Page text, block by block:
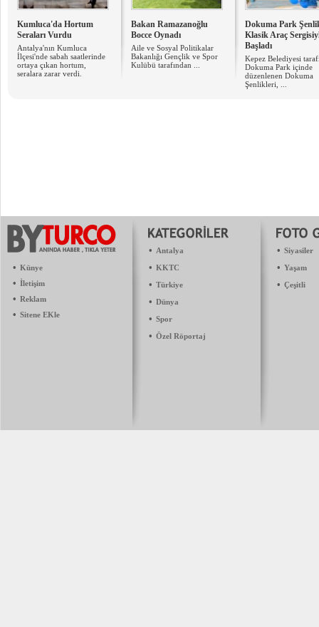
Kumluca'da Hortum
Seraları Vurdu
Antalya'nın Kumluca
İlçesi'nde sabah saatlerinde
ortaya çıkan hortum,
seralara zarar verdi.
Bakan Ramazanoğlu
Bocce Oynadı
Aile ve Sosyal Politikalar
Bakanlığı Gençlik ve Spor
Kulübü tarafından ...
Dokuma Park
Klasik Araç
Başladı
Kepez Belediyesi
Dokuma Park içinde
düzenlenen Dokuma
Şenlikleri, ...
• Künye
• İletişim
• Reklam
• Sitene EKle
• Antalya
• KKTC
• Türkiye
• Dünya
• Spor
• Özel Röportaj
• Siyasiler
• Yaşam
• Çeşitli